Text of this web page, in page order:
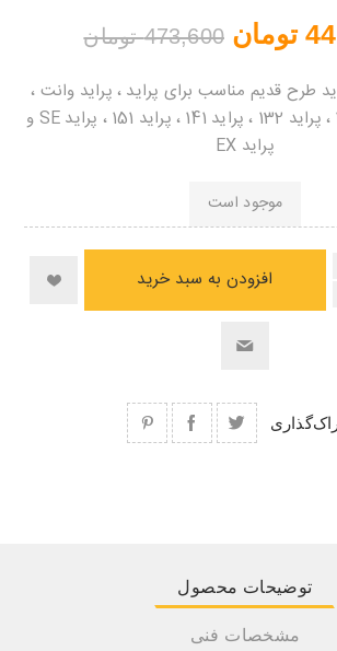
473,600 تومان
طرح قدیم مناسب برای پراید ، پراید وانت ،
پراید 111 ، پراید 131 ، پراید 132 ، پراید 141 ، پراید 151 ، پراید SE و
پراید EX
موجود است
افزودن به سبد خرید
توضیحات محصول
مشخصات فنی